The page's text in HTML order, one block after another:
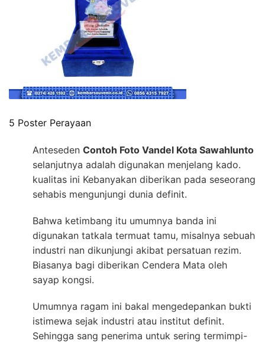
5 Poster Perayaan
Anteseden Contoh Foto Vandel Kota Sawahlunto
selanjutnya adalah digunakan menjelang kado.
kualitas ini Kebanyakan diberikan pada seseorang
sehabis mengunjungi dunia definit.
Bahwa ketimbang itu umumnya banda ini
digunakan tatkala termuat tamu, misalnya sebuah
industri nan dikunjungi akibat persatuan rezim.
Biasanya bagi diberikan Cendera Mata oleh
sayap kongsi.
Umumnya ragam ini bakal mengedepankan bukti
istimewa sejak industri atau institut definit.
Sehingga sang penerima untuk sering termimpi-